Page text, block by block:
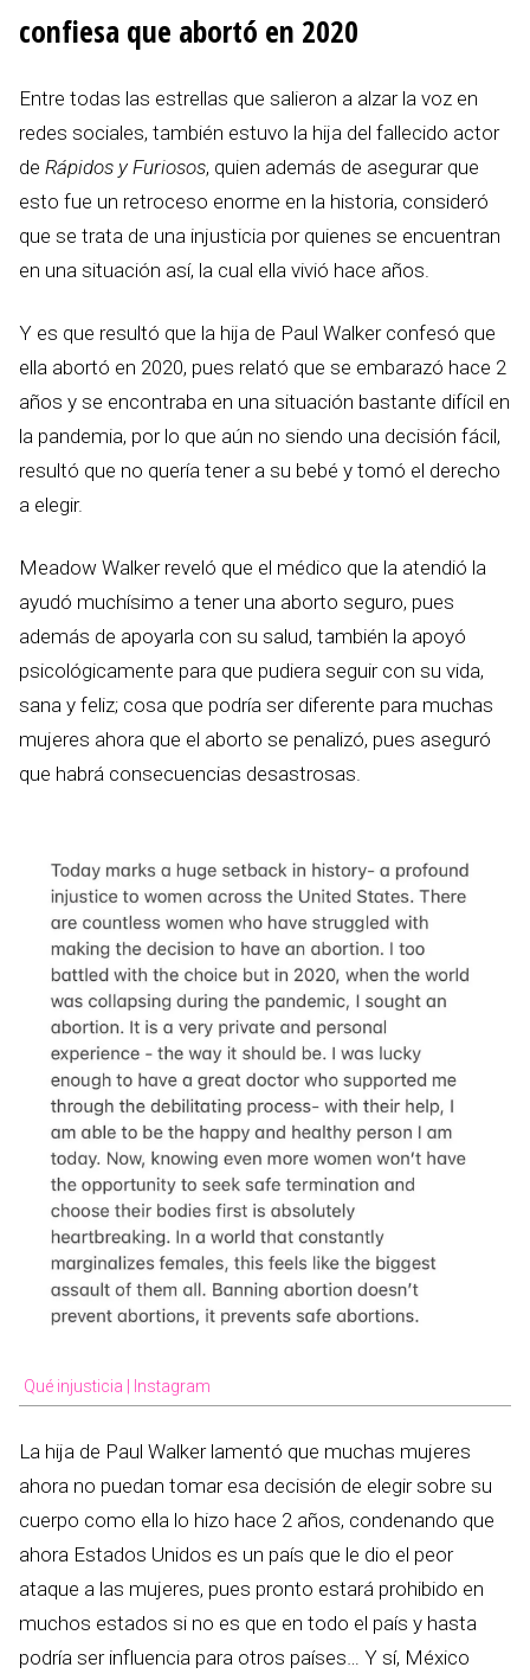
confiesa que abortó en 2020
Entre todas las estrellas que salieron a alzar la voz en
redes sociales, también estuvo la hija del fallecido actor
de Rápidos y Furiosos, quien además de asegurar que
esto fue un retroceso enorme en la historia, consideró
que se trata de una injusticia por quienes se encuentran
en una situación así, la cual ella vivió hace años.
Y es que resultó que la hija de Paul Walker confesó que
ella abortó en 2020, pues relató que se embarazó hace 2
años y se encontraba en una situación bastante difícil en
la pandemia, por lo que aún no siendo una decisión fácil,
resultó que no quería tener a su bebé y tomó el derecho
a elegir.
Meadow Walker reveló que el médico que la atendió la
ayudó muchísimo a tener una aborto seguro, pues
además de apoyarla con su salud, también la apoyó
psicológicamente para que pudiera seguir con su vida,
sana y feliz; cosa que podría ser diferente para muchas
mujeres ahora que el aborto se penalizó, pues aseguró
que habrá consecuencias desastrosas.
Qué injusticia | Instagram
La hija de Paul Walker lamentó que muchas mujeres
ahora no puedan tomar esa decisión de elegir sobre su
cuerpo como ella lo hizo hace 2 años, condenando que
ahora Estados Unidos es un país que le dio el peor
ataque a las mujeres, pues pronto estará prohibido en
muchos estados si no es que en todo el país y hasta
podría ser influencia para otros países… Y sí, México